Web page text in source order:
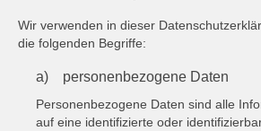
Wir verwenden in dieser
die folgenden Begriffe:
a) personenbezogene Daten
Personenbezogene Daten sind alle
auf eine identifizierte oder